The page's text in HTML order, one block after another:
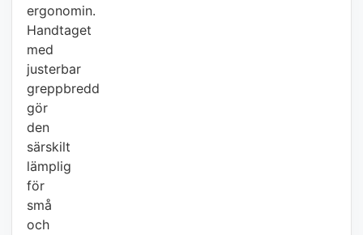
ergonomin.
Handtaget
med
justerbar
greppbredd
gör
den
särskilt
lämplig
för
små
och